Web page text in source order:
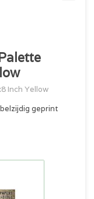
Inch Yellow
geprint